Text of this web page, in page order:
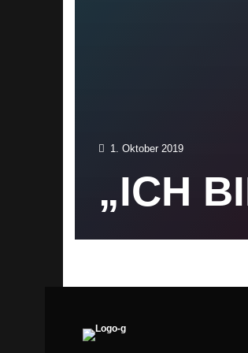
1. Oktober 2019
„ICH